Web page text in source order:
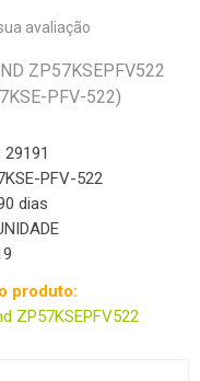
avaliação
ZP57KSEPFV522
PFV-522)
29191
PFV-522
dias
produto:
ZP57KSEPFV522